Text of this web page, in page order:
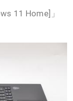
11 Home]」